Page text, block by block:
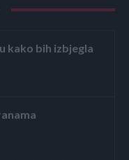
kako bih izbjegla